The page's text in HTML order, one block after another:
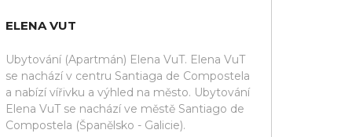
ELENA VUT
Ubytování (Apartmán) Elena VuT. Elena VuT
se nachází v centru Santiaga de Compostela
a nabízí vířivku a výhled na město. Ubytování
Elena VuT se nachází ve městě Santiago de
Compostela (Španělsko - Galicie).